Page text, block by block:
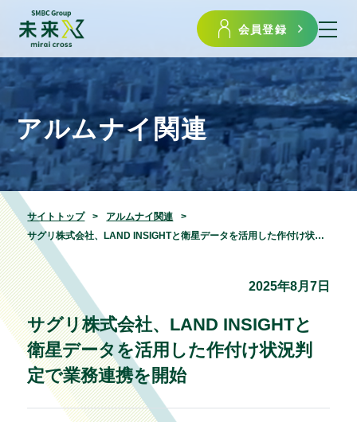
会員登録
アルムナイ関連
サイトトップ
アルムナイ関連
サグリ株式会社、LAND INSIGHTと衛星データを活用した作付け状況判定で業務連携を開始
2025年8月7日
サグリ株式会社、LAND INSIGHTと
衛星データを活用した作付け状況判
定で業務連携を開始